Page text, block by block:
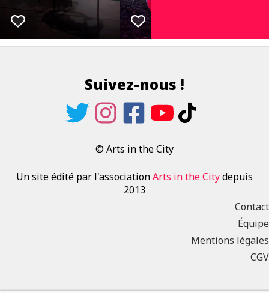
Suivez-nous !
© Arts in the City
Un site édité par l'associationArts in the Citydepuis
2013
Contact
Équipe
Mentions légales
CGV